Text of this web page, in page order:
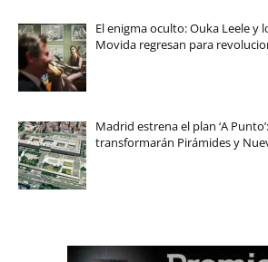
El enigma oculto: Ouka Leele y
Movida regresan para
Madrid estrena el plan ‘A
transformarán Pirámides y